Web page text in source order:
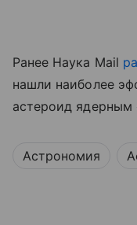
Ранее Наука Mail
нашли наиболее
астероид
Астрономия